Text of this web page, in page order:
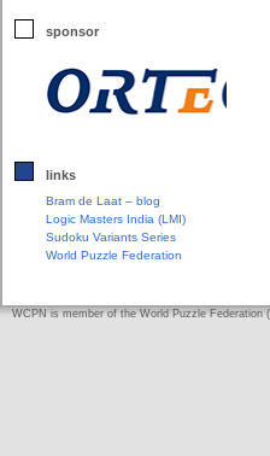
sponsor
links
Bram de Laat – blog
Logic Masters India (LMI)
Sudoku Variants Series
World Puzzle Federation
WCPN is member of the World Puzzle Federation